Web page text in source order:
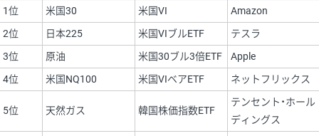
1位 米国30 米国VI
Amazon
2位
日本225 米国VIブルETF
テスラ
3位
原油 米国30ブル3倍ETF
Apple
4位
米国NQ100 米国VIベアETF ネットフリックス
5位 天然ガス 韓国株価指数ETF
テンセント・ホール
ディングス